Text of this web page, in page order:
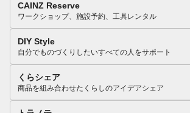
CAINZ Reserve
ワークショップ、施設予約、工具レンタル
DIY Style
自分でものづくりしたいすべての人をサポート
くらシェア
商品を組み合わせたくらしのアイデアシェア